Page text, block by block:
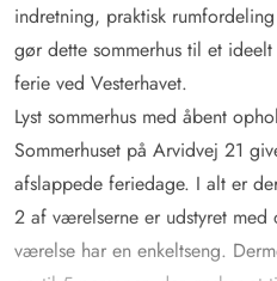
indretning, praktisk
gør dette sommerhus til et
ferie ved Vesterhavet.
Lyst sommerhus med åbent
Sommerhuset på Arvidvej 21
afslappede feriedage. I alt er
2 af værelserne er udstyret med
værelse har en enkeltseng.